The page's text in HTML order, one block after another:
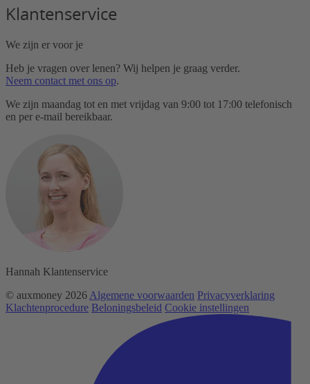
Klantenservice
We zijn er voor je
Heb je vragen over lenen? Wij helpen je graag verder.
Neem contact met ons op.
We zijn maandag tot en met vrijdag van 9:00 tot 17:00 telefonisch
en per e-mail bereikbaar.
Hannah Klantenservice
© auxmoney 2026 Algemene voorwaarden Privacyverklaring
Klachtenprocedure Beloningsbeleid Cookie instellingen